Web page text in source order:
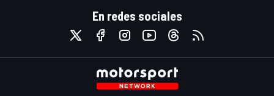
En redes sociales